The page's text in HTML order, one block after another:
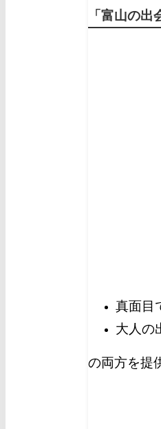
「富山の
真面目
大人の
の両方を提